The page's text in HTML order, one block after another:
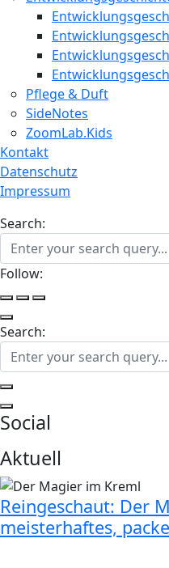
Pflege & Duft
SideNotes
ZoomLab.Kids
Kontakt
Datenschutz
Impressum
Search:
Follow:
Search:
Social
Aktuell
Reingeschaut: Der
meisterhaftes,